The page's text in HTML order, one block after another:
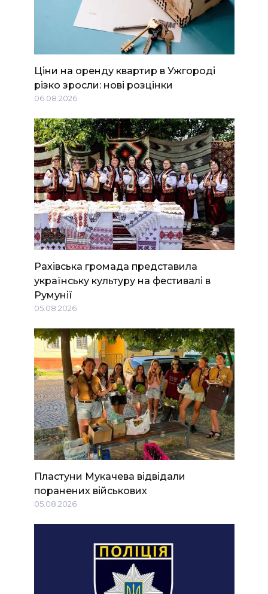
Ціни на оренду квартир в Ужгороді
різко зросли: нові розцінки
06.08.2026
Рахівська громада представила
українську культуру на фестивалі в
Румунії
05.08.2026
Пластуни Мукачева відвідали
поранених військових
05.08.2026